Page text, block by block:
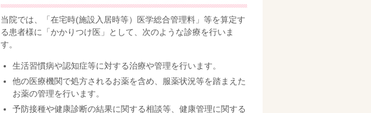
当院では、「在宅時(施設入居時等）医学総合管理料」等を算定す
る患者様に「かかりつけ医」として、次のような診療を行いま
す。
生活習慣病や認知症等に対する治療や管理を行います。
他の医療機関で処方されるお薬を含め、服薬状況等を踏まえた
お薬の管理を行います。
予防接種や健康診断の結果に関する相談等、健康管理に関する